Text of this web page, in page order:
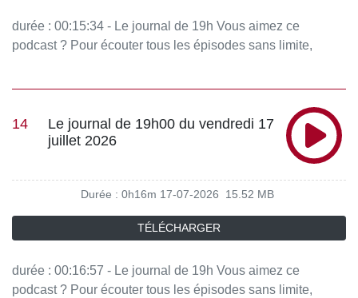
durée : 00:15:34 - Le journal de 19h Vous aimez ce
podcast ? Pour écouter tous les épisodes sans limite,
14
Le journal de 19h00 du vendredi 17
juillet 2026
Durée : 0h16m 17-07-2026 15.52 MB
TÉLÉCHARGER
durée : 00:16:57 - Le journal de 19h Vous aimez ce
podcast ? Pour écouter tous les épisodes sans limite,